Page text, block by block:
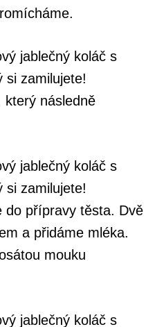
následně
do přípravy těsta. Dvě
a přidáme mléka.
mouku